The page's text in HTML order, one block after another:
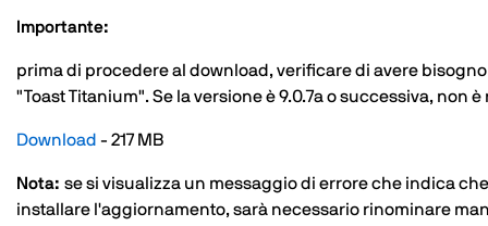
Importante:
prima di procedere al download, verificare di avere
"Toast Titanium". Se la versione è 9.0.7a o successiva,
Download - 217 MB
Nota: se si visualizza un messaggio di errore che indica
installare l'aggiornamento, sarà necessario rinominare